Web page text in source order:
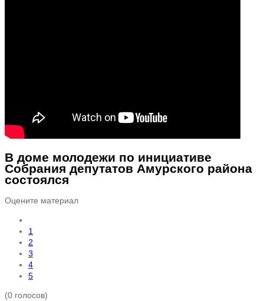
В доме молодежи по инициативе
Собрания депутатов Амурского района
состоялся
Оцените материал
1
2
3
4
5
(0 голосов)